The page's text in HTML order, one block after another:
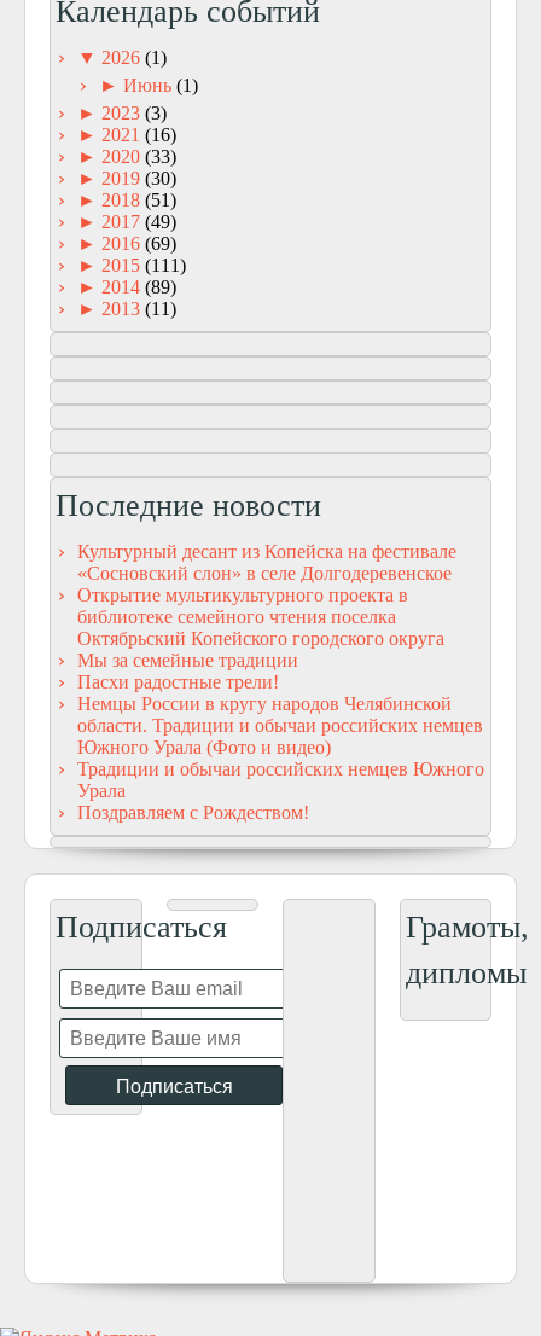
Календарь событий
▼ 2026 (1)
► Июнь (1)
► 2023 (3)
► 2021 (16)
► 2020 (33)
► 2019 (30)
► 2018 (51)
► 2017 (49)
► 2016 (69)
► 2015 (111)
► 2014 (89)
► 2013 (11)
Последние новости
Культурный десант из Копейска на фестивале
«Сосновский слон» в селе Долгодеревенское
Открытие мультикультурного проекта в
библиотеке семейного чтения поселка
Октябрьский Копейского городского округа
Мы за семейные традиции
Пасхи радостные трели!
Немцы России в кругу народов Челябинской
области. Традиции и обычаи российских немцев
Южного Урала (Фото и видео)
Традиции и обычаи российских немцев Южного
Урала
Поздравляем с Рождеством!
Подписаться
Грамоты,
дипломы